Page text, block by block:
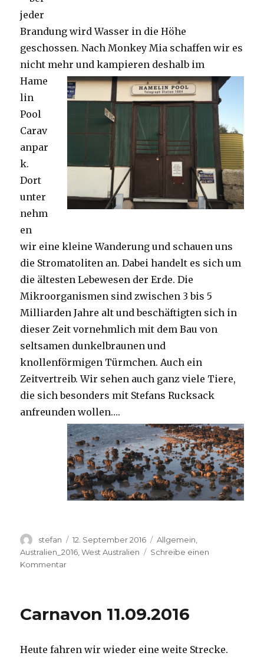
jeder
Brandung wird Wasser in die Höhe
geschossen. Nach Monkey Mia schaffen wir es
nicht mehr und kampieren deshalb im
Hame
lin
Pool
Carav
anpar
k.
Dort
unter
nehm
en
wir eine kleine Wanderung und schauen uns
die Stromatoliten an. Dabei handelt es sich um
die ältesten Lebewesen der Erde. Die
Mikroorganismen sind zwischen 3 bis 5
Milliarden Jahre alt und beschäftigten sich in
dieser Zeit vornehmlich mit dem Bau von
seltsamen dunkelbraunen und
knollenförmigen Türmchen. Auch ein
Zeitvertreib. Wir sehen auch ganz viele Tiere,
die sich besonders mit Stefans Rucksack
anfreunden wollen….
Autor
stefan
Veröffentlicht
am
12. September 2016 Kategorien
Allgemein
Australien_2016 ,West Australien
Schreibe einen
Kommentarzu
Carnavon 11.09.2016
Heute fahren wir wieder eine weite Strecke.